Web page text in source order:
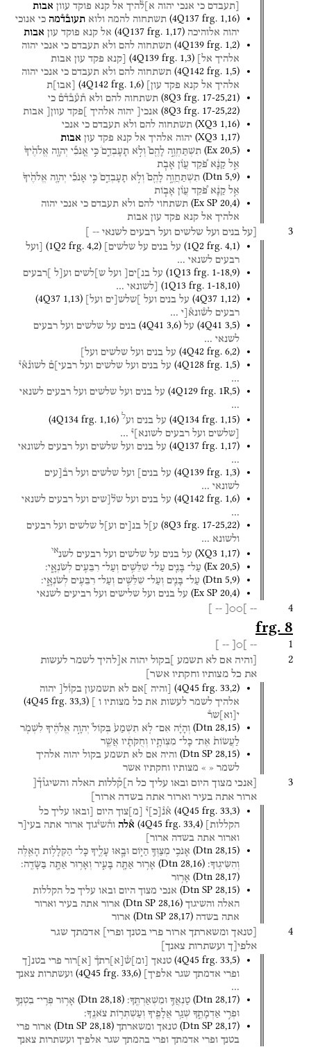
[תעבדם כי אנכי יהוה א]ל֯היך אל קנא פוקד עוון אבות
(4Q137 frg. 1,16) תשתחוה להמה ולוא תעוב֯ד֯מה כי אנוכי
יהוה אלוהיכה (4Q137 frg. 1,17) אל קנא פוקד עון אבות
(4Q139 frg. 1,2) תשתחוה להם ולא תעבדם כי אנכי יהוה
אלהיך אל] (4Q139 frg. 1,3) [קנא פקד עון אבות
(4Q142 frg. 1,5) תשתחוה להם ולא תעבדם כי אנכי יהוה
אלהיך אל קנא פקד עון] (4Q142 frg. 1,6) אבו ת
(8Q3 frg. 17-25,21) תשתחוה להם ולא ת֯ע֯ב֯ד֯ם֯ כי
(8Q3 frg. 17-25,22) אנכי[ יהוה אלהיך ]פקד עוון[ אבות
(XQ3 1,16) תשתחוה להם ולא תעבדם כי אנכי
(XQ3 1,17) יהוה אלהיך אל קנא פקד עון אבות
(Ex 20,5) תִשְׁתַּחְוֶ֥֣ה לָהֶ֖ם֮ וְלֹ֣א תָעָבְדֵ֑ם֒ כִּ֣י אֽ͏ָנֹכִ֞י יְהוָ֤ה אֱלֹהֶ֙יךָ֙
אֵ֣ל קַנָּ֔א פֹּ֠קֵד עֲוֺ֨ן אָבֹ֧ת
(Dtn 5,9) תִשְׁתַּחֲוֶ֥֣ה לָהֶ֖ם֮ וְלֹ֣א תָעָבְדֵ֑ם֒ כִּ֣י אָנֹכִ֞י יְהוָ֤ה אֱלֹהֶ֙יךָ֙
אֵ֣ל קַנָּ֔א פֹּ֠קֵד עֲוֺ֨ן אָב֧וֹת
(Ex SP 20,4) תשתחוי להם ולא תעבדם כי אנכי יהוה
אלהיך אל קנא פקד עון אבות
3 [על בנים ועל שלשים ועל רבעים לשנאי --
(1Q2 frg. 4,1) על בנים על שלשים] (1Q2 frg. 4,2)
[ועל
רבעים לשנאי …
(1Q13 frg. 1-18,9) על בנ]ים[ ועל ש]לשים וע[ל ]רבעים
(1Q13 frg. 1-18,10) [לשונאי …
(4Q37 1,12) על בנים ועל ]שלש[ים ועל] (4Q37 1,13)
רבעים לש֯ונא֯[י …
(4Q41 3,5) על (4Q41 3,6) בנים על שלשים ועל רבעים
לשנאי …
(4Q42 frg. 6,2) על בנים ועל שלשים ועל]
(4Q128 frg. 1,5) על בנים ועל שלשים ועל רבעי]ם֯ לשונ֯א֯י֯
…
(4Q129 frg. 1R,5) על בנים ועל שלשים ועל רבעים לשנאי
…
(4Q134 frg. 1,15) על בנים ועל (4Q134 frg. 1,16)
[שלשים ועל רבעים לשונא]י֯ …
(4Q137 frg. 1,17) על בנים ועל שלשים ועל רבעים לשונאי
…
(4Q139 frg. 1,3) על בנים] ועל שלשים ועל רב֯[עים
לשונאי …
(4Q142 frg. 1,6) על בנים ועל של֯[שים ועל רבעים לשנאי
…
(8Q3 frg. 17-25,22) ע]ל בנ[ים וע]ל שלשים ועל רבעים
ולשונא …
(XQ3 1,17) על בנים על שלשים ועל רבעים לשנאי
(Ex 20,5) עַל־ בָּנִ֛ים עַל־ שִׁלֵּשִׁ֥ים וְעַל־ רִבֵּעִ֖ים לְשֹׂנְאָֽ֑י׃
(Dtn 5,9) עַל־ בָּנִ֛ים וְעַל־ שִׁלֵּשִׁ֥ים וְעַל־ רִבֵּעִ֖ים לְשֹׂנְאָֽ֑י׃
(Ex SP 20,4) על בנים ועל שלישים ועל רביעים לשנאי
4
--
]○○[
--
frg. 8
1
--
]○[
--
2 [והיה אם לא תשמע ]בקול יהוה א[להיך לשמר לעשות
את כל מצותיו וחקתיו אשר]
(4Q45 frg. 33,2) [והיה ]אם לא תשמעון בקו֯ל[
יהוה
אלהיך לשמר לעשות את כל מצותיו ו (4Q45 frg. 33,3)
י וא שר֯
(Dtn 28,15) וְהָיָ֗ה אִם־ לֹ֤א תִשְׁמַע֙ בְּקוֹל֙ יְהוָ֣ה אֱלֹהֶ֔יךָ לִשְׁמֹ֤ר
לַעֲשׂוֹת֙ אֶת־ כָּל־ מִצְוֺתָ֣יו וְחֻקֹּתָ֔יו אֲשֶׁ֛ר
(Dtn SP 28,15) והיה אם לא תשמע בקול יהוה אלהיך
לשמר «
» מצותיו וחקתיו אשר
3 [אנכי מצוך היום ובאו עליך כל ה]ק֯ללות האלה והשיגו֯ך֯[
ארור אתה בעיר וארור אתה בשדה ארור]
(4Q45 frg. 33,3) א֯נ֯ כ י֯ מ צוך היום [ובאו עליך כל
הקללות]
(4Q45 frg. 33,4) א֯לה וה֯שי֯גוך ארור אתה בעי[ר
וארור אתה בשדה ארור]
(Dtn 28,15) אָנֹכִ֥י מְצַוְּךָ֖ הַיּ֑וֹם וּבָ֧אוּ עָלֶ֛יךָ כָּל־ הַקְּלָל֥וֹת הָאֵ֖לֶּה
וְהִשִּׂיגֽוּךָ׃
(Dtn 28,16) אָר֥וּר אַתָּ֖ה בָּעִ֑יר וְאָר֥וּר אַתָּ֖ה בַּשָּׂדֶֽה׃
(Dtn 28,17) אָר֥וּר
(Dtn SP 28,15) אנכי מצוך היום ובאו עליך כל הקללות
האלה והשיגוך (Dtn SP 28,16) ארור אתה בעיר וארור
אתה בשדה (Dtn SP 28,17) ארור
4 [טנאך ומשארתך ארור פרי בטנך ופרי] אדמתך שגר
אלפי[ך ועשתרות צאנך]
(4Q45 frg. 33,5) טנאך ומ ש֯ א רתך֯ א רור פרי בטנ[ך
ופרי אדמתך שגר אלפיך] (4Q45 frg. 33,6) ועשתרות צאנך
…
(Dtn 28,17) טַנְאֲךָ֖ וּמִשְׁאַרְתֶּֽךָ׃ (Dtn 28,18) אָר֥וּר פְּרִֽי־ בִטְנְךָ֖
וּפְרִ֣י אַדְמָתֶ֑ךָ שְׁגַ֥ר אֲלָפֶ֖יךָ וְעַשְׁתְּר֥וֹת צֹאנֶֽךָ׃
(Dtn SP 28,17) טנאך ומשארתך (Dtn SP 28,18) ארור פרי
בטנך ופרי אדמתך ופרי בהמתך שגר אלפיך ועשתרות צאנך